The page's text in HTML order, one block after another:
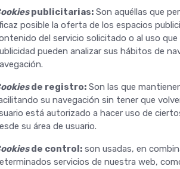
publicitarias:Son aquéllas que
posible la oferta de los espacios
del servicio solicitado o al uso
pueden analizar sus hábitos de
de registro:Son las que
su navegación sin tener que
está autorizado a hacer uso de
su área de usuario.
de control:son usadas, en
servicios de nuestra web,